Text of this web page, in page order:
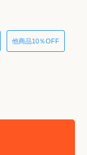
他商品10％OFF